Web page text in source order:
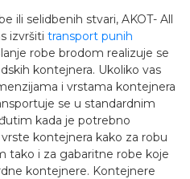
ili selidbenih stvari, AKOT- All
izvršiti transport punih
robe brodom realizuje se
kontejnera. Ukoliko vas
i vrstama kontejnera
se u standardnim
kada je potrebno
kontejnera kako za robu
tako i za gabaritne robe koje
kontejnere. Kontejnere